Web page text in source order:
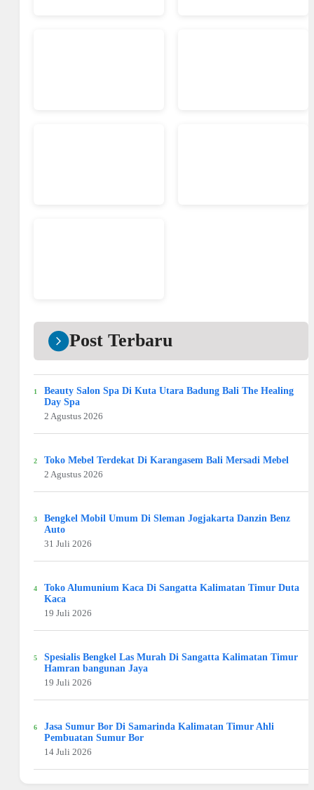
Post Terbaru
Beauty Salon Spa Di Kuta Utara Badung Bali The Healing
Day Spa
2 Agustus 2026
Toko Mebel Terdekat Di Karangasem Bali Mersadi Mebel
2 Agustus 2026
Bengkel Mobil Umum Di Sleman Jogjakarta Danzin Benz
Auto
31 Juli 2026
Toko Alumunium Kaca Di Sangatta Kalimatan Timur Duta
Kaca
19 Juli 2026
Spesialis Bengkel Las Murah Di Sangatta Kalimatan Timur
Hamran bangunan Jaya
19 Juli 2026
Jasa Sumur Bor Di Samarinda Kalimatan Timur Ahli
Pembuatan Sumur Bor
14 Juli 2026